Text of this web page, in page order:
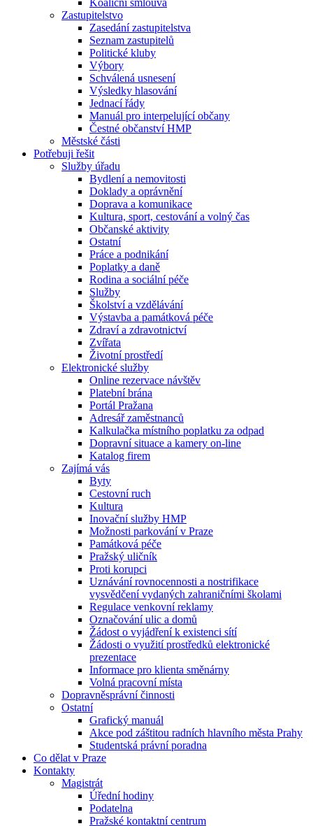
Koaliční smlouva
Zastupitelstvo
Zasedání zastupitelstva
Seznam zastupitelů
Politické kluby
Výbory
Schválená usnesení
Výsledky hlasování
Jednací řády
Manuál pro interpelující občany
Čestné občanství HMP
Městské části
Potřebuji řešit
Služby úřadu
Bydlení a nemovitosti
Doklady a oprávnění
Doprava a komunikace
Kultura, sport, cestování a volný čas
Občanské aktivity
Ostatní
Práce a podnikání
Poplatky a daně
Rodina a sociální péče
Služby
Školství a vzdělávání
Výstavba a památková péče
Zdraví a zdravotnictví
Zvířata
Životní prostředí
Elektronické služby
Online rezervace návštěv
Platební brána
Portál Pražana
Adresář zaměstnanců
Kalkulačka místního poplatku za odpad
Dopravní situace a kamery on-line
Katalog firem
Zajímá vás
Byty
Cestovní ruch
Kultura
Inovační služby HMP
Možnosti parkování v Praze
Památková péče
Pražský uličník
Proti korupci
Uznávání rovnocennosti a nostrifikace
vysvědčení vydaných zahraničními školami
Regulace venkovní reklamy
Označování ulic a domů
Žádost o vyjádření k existenci sítí
Žádosti o využití prostředků elektronické
prezentace
Informace pro klienta směnárny
Volná pracovní místa
Dopravněsprávní činnosti
Ostatní
Grafický manuál
Akce pod záštitou radních hlavního města Prahy
Studentská právní poradna
Co dělat v Praze
Kontakty
Magistrát
Úřední hodiny
Podatelna
Pražské kontaktní centrum